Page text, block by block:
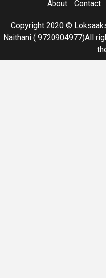
About Contact
Copyright 2020 ©
Naithani ( 9720904977)All